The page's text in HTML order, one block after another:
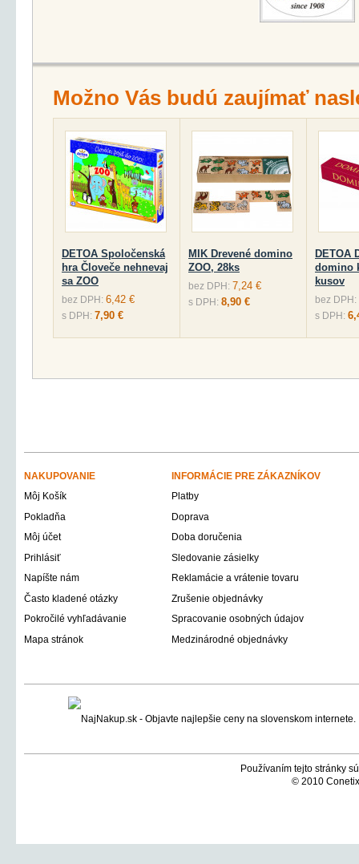
Možno Vás budú zaujímať
DETOA Spoločenská
hra Človeče nehnevaj
sa ZOO
bez DPH: 6,42 €
s DPH: 7,90 €
MIK Drevené domino
ZOO, 28ks
bez DPH: 7,24 €
s DPH: 8,90 €
DETOA
domino
kusov
bez DPH:
s DPH:
NAKUPOVANIE
INFORMÁCIE PRE ZÁKAZNÍKOV
Môj Košík
Platby
Pokladňa
Doprava
Môj účet
Doba doručenia
Prihlásiť
Sledovanie zásielky
Napíšte nám
Reklamácie a vrátenie tovaru
Často kladené otázky
Zrušenie objednávky
Pokročilé vyhľadávanie
Spracovanie osobných údajov
Mapa stránok
Medzinárodné objednávky
Používaním tejto stránky
© 2010